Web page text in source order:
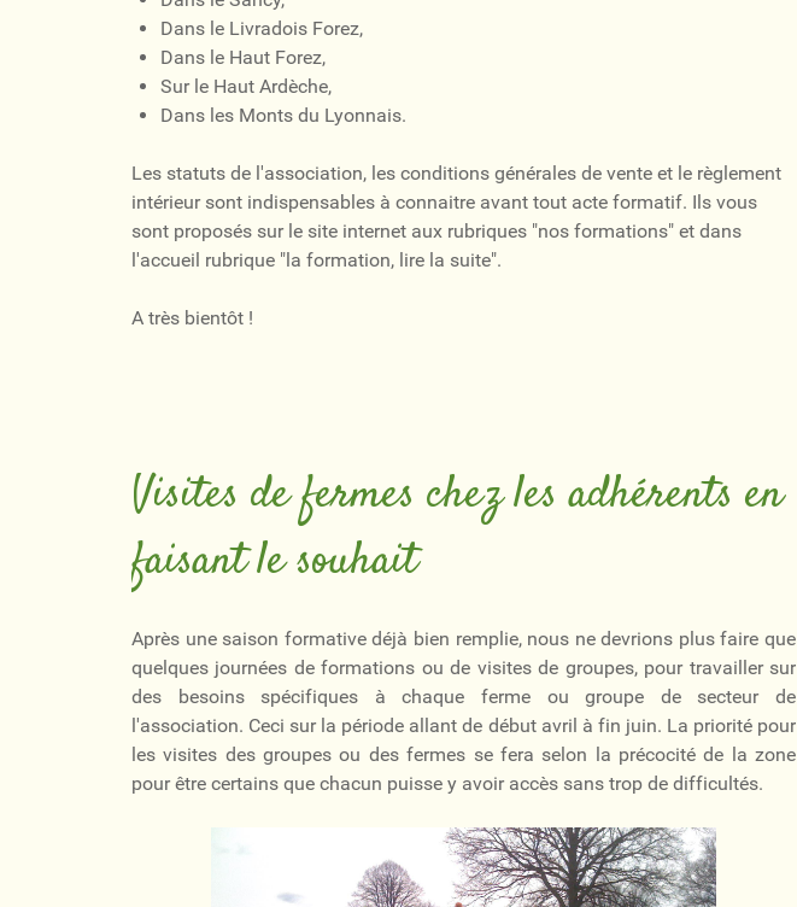
Dans le Livradois Forez,
Dans le Haut Forez,
Sur le Haut Ardèche,
Dans les Monts du Lyonnais.
Les statuts de l'association, les conditions générales de vente et le règlement
intérieur sont indispensables à connaitre avant tout acte formatif. Ils vous
sont proposés sur le site internet aux rubriques "nos formations" et dans
l'accueil rubrique "la formation, lire la suite".
A très bientôt !
Visites de fermes chez les adhérents en
faisant le souhait
Après une saison formative déjà bien remplie, nous ne devrions plus faire que
quelques journées de formations ou de visites de groupes, pour travailler sur
des besoins spécifiques à chaque ferme ou groupe de secteur de
l'association. Ceci sur la période allant de début avril à fin juin. La priorité pour
les visites des groupes ou des fermes se fera selon la précocité de la zone
pour être certains que chacun puisse y avoir accès sans trop de difficultés.